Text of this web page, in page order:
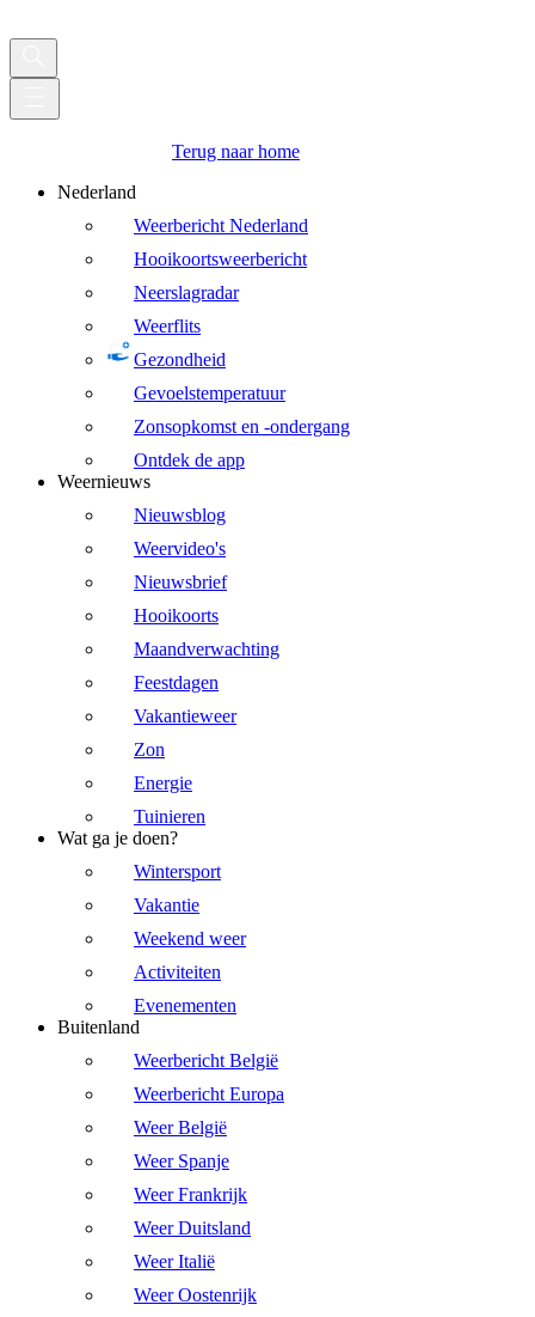
Terug naar home
Nederland
Weerbericht Nederland
Hooikoortsweerbericht
Neerslagradar
Weerflits
Gezondheid
Gevoelstemperatuur
Zonsopkomst en -ondergang
Ontdek de app
Weernieuws
Nieuwsblog
Weervideo's
Nieuwsbrief
Hooikoorts
Maandverwachting
Feestdagen
Vakantieweer
Zon
Energie
Tuinieren
Wat ga je doen?
Wintersport
Vakantie
Weekend weer
Activiteiten
Evenementen
Buitenland
Weerbericht België
Weerbericht Europa
Weer België
Weer Spanje
Weer Frankrijk
Weer Duitsland
Weer Italië
Weer Oostenrijk